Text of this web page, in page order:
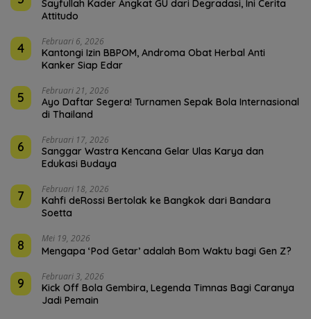
Sayfullah Kader Angkat GU dari Degradasi, Ini Cerita
Attitudo
4 Februari 6, 2026
Kantongi Izin BBPOM, Androma Obat Herbal Anti
Kanker Siap Edar
5 Februari 21, 2026
Ayo Daftar Segera! Turnamen Sepak Bola Internasional
di Thailand
6 Februari 17, 2026
Sanggar Wastra Kencana Gelar Ulas Karya dan
Edukasi Budaya
7 Februari 18, 2026
Kahfi deRossi Bertolak ke Bangkok dari Bandara
Soetta
8 Mei 19, 2026
Mengapa ‘Pod Getar’ adalah Bom Waktu bagi Gen Z?
9 Februari 3, 2026
Kick Off Bola Gembira, Legenda Timnas Bagi Caranya
Jadi Pemain